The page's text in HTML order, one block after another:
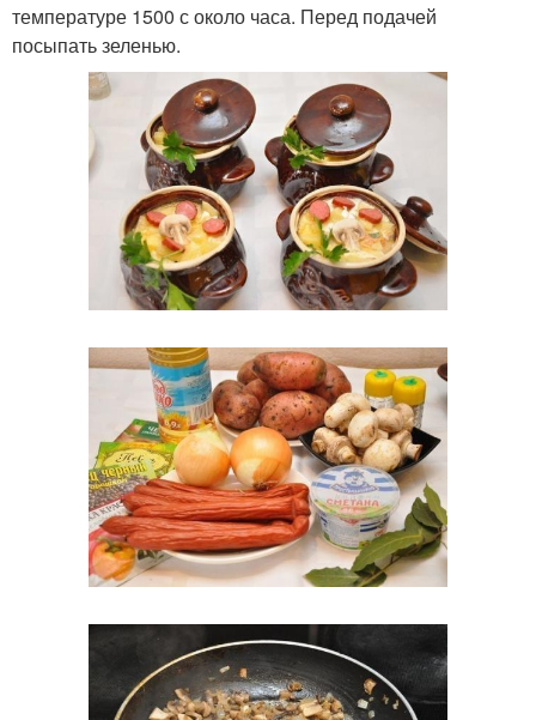
температуре 1500 с около часа. Перед подачей
посыпать зеленью.